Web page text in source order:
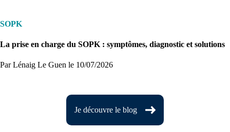
SOPK
La prise en charge du SOPK : symptômes, diagnostic et solutions
Par Lénaig Le Guen le 10/07/2026
Je découvre le blog